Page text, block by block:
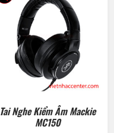
Tai Nghe Kiểm Âm Mackie
MC150